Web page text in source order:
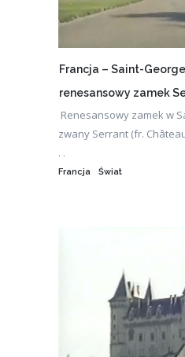
Francja – Saint-
renesansowy zamek
Renesansowy zamek w
zwany Serrant (fr.
. .
Francja Świat